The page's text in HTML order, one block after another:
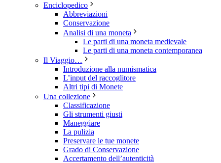
Enciclopedico
Abbreviazioni
Conservazione
Analisi di una moneta
Le parti di una moneta medievale
Le parti di una moneta contemporanea
Il Viaggio…
Introduzione alla numismatica
L’input del raccoglitore
Altri tipi di Monete
Una collezione
Classificazione
Gli strumenti giusti
Maneggiare
La pulizia
Preservare le tue monete
Grado di Conservazione
Accertamento dell’autenticità